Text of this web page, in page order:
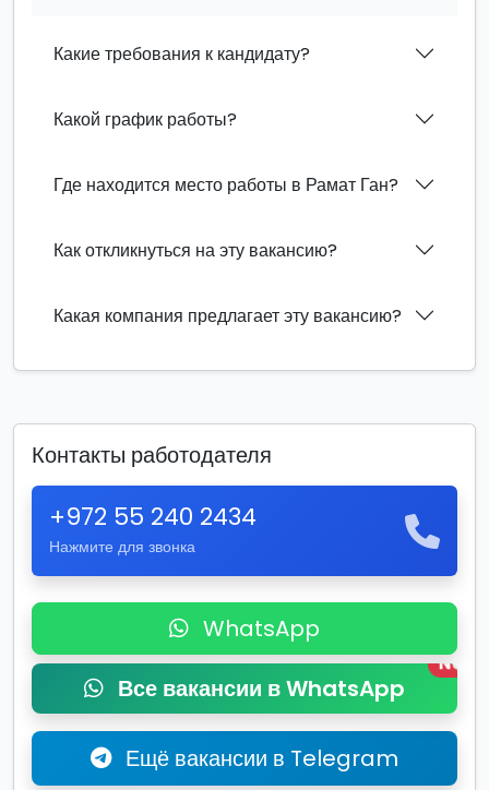
Какие требования к кандидату?
Какой график работы?
Где находится место работы в Рамат Ган?
Как откликнуться на эту вакансию?
Какая компания предлагает эту вакансию?
Контакты работодателя
+972 55 240 2434
Нажмите для звонка
WhatsApp
Все вакансии в WhatsApp
New
Ещё вакансии в Telegram